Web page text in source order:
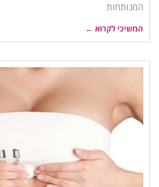
המנותחות
המשיכי לקרוא ←